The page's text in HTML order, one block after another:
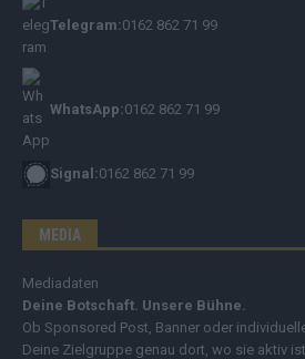
Telegram:0162 862 71 99
WhatsApp:0162 862 71 99
Signal:0162 862 71 99
MEDIA
Mediadaten
Deine Botschaft. Unsere Bühne.
Ob Sponsored Post, Banner oder
Deine Zielgruppe genau dort, wo sie aktiv ist.